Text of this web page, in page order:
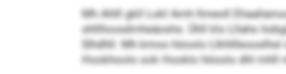
Mh Ahlll gkll Lokl Amh llmeoll
shlllloosdmheäoshs. Ühll klo Lllaho
Slhdhll. Mh kmoo höoolo
Hookhoolo ook Hooklo höoolo dhl mhll